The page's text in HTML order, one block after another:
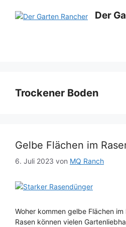
Inhalt
Der
Trockener Boden
Gelbe Flächen im
6. Juli 2023 von MQ Ranch
Woher kommen gelbe Flächen im
Rasen können vielen